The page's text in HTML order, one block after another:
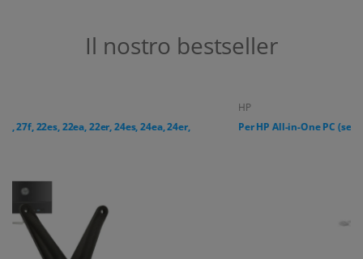
Il nostro bestseller
Per HP All-in-One PC (serie 24-cr, 27-cr)